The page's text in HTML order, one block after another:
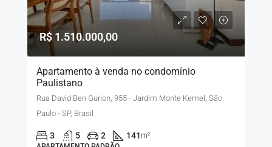
R$ 1.510.000,00
Apartamento à venda no condomínio
Paulistano
Rua David Ben Gurion, 955 - Jardim Monte Kemel, São
Paulo - SP, Brasil
3 5 2 141m²